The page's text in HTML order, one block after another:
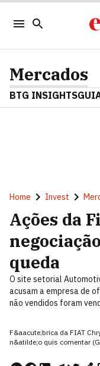
Mercados
BTG INSIGHTS
Home Invest
Ações da
queda
O site setorial
acusam a empresa de
não vendidos foram
F&aacute;brica da FIAT
n&atilde;o quis comentar